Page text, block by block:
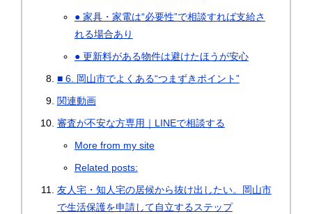
● 家具・家電は“必要性”で相談すれば支給さ
れる場合あり
● 更新料がある物件は避けたほうが安心
■ 6. 岡山市でよくある“つまずきポイント”
関連動画
審査が不安な方専用｜LINEで相談する
More from my site
Related posts:
友人宅・知人宅の居候から抜け出したい。岡山市
で生活保護を申請して自立するステップ